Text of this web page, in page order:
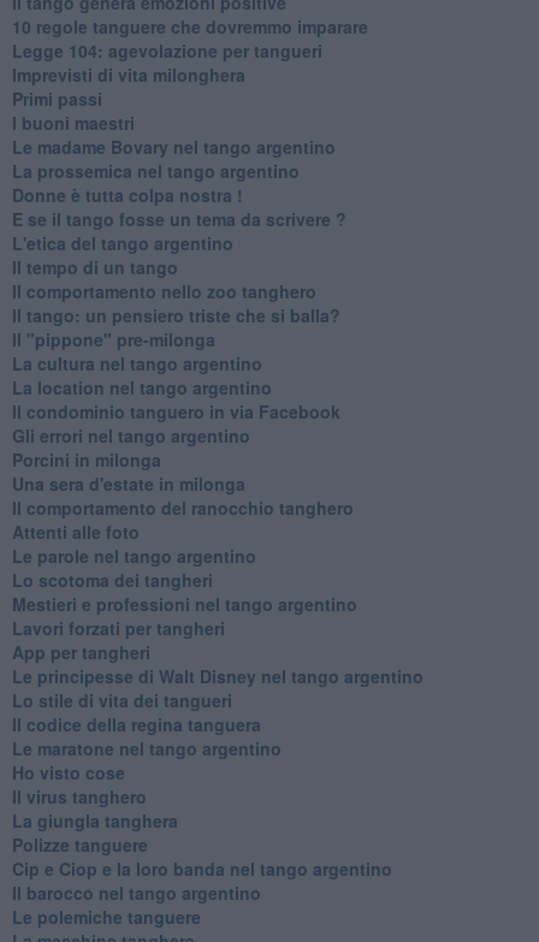
10 regole tanguere che dovremmo imparare
Legge 104: agevolazione per tangueri
Imprevisti di vita milonghera
Primi passi
I buoni maestri
Le madame Bovary nel tango argentino
La prossemica nel tango argentino
Donne è tutta colpa nostra !
E se il tango fosse un tema da scrivere ?
L'etica del tango argentino
Il tempo di un tango
Il comportamento nello zoo tanghero
Il tango: un pensiero triste che si balla?
Il "pippone" pre-milonga
La cultura nel tango argentino
La location nel tango argentino
Il condominio tanguero in via Facebook
Gli errori nel tango argentino
Porcini in milonga
Una sera d'estate in milonga
Il comportamento del ranocchio tanghero
Attenti alle foto
Le parole nel tango argentino
Lo scotoma dei tangheri
Mestieri e professioni nel tango argentino
Lavori forzati per tangheri
App per tangheri
Le principesse di Walt Disney nel tango argentino
Lo stile di vita dei tangueri
Il codice della regina tanguera
Le maratone nel tango argentino
Ho visto cose
Il virus tanghero
La giungla tanghera
Polizze tanguere
Cip e Ciop e la loro banda nel tango argentino
Il barocco nel tango argentino
Le polemiche tanguere